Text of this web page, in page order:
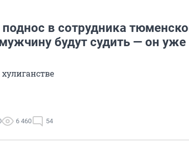
в сотрудника
будут судить — он уже
6 460 54